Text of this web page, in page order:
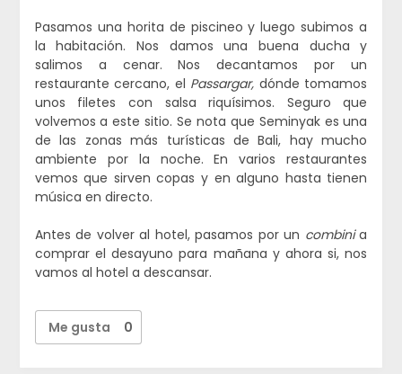
Pasamos una horita de piscineo y luego subimos a
la habitación. Nos damos una buena ducha y
salimos a cenar. Nos decantamos por un
restaurante cercano, el Passargar, dónde tomamos
unos filetes con salsa riquísimos. Seguro que
volvemos a este sitio. Se nota que Seminyak es una
de las zonas más turísticas de Bali, hay mucho
ambiente por la noche. En varios restaurantes
vemos que sirven copas y en alguno hasta tienen
música en directo.
Antes de volver al hotel, pasamos por un combinia
comprar el desayuno para mañana y ahora si, nos
vamos al hotel a descansar.
Me gusta 0